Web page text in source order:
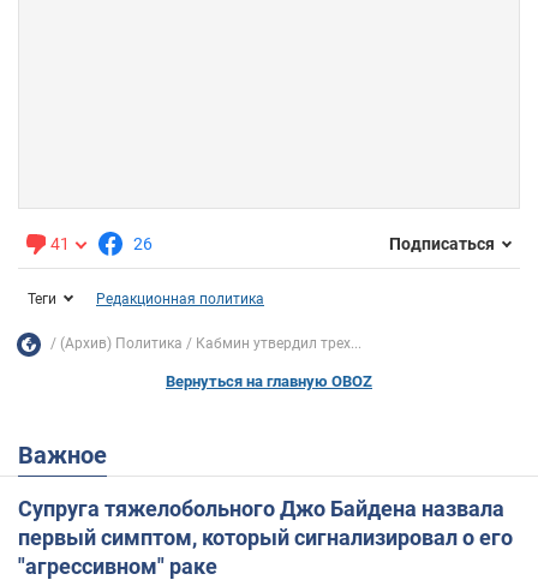
41 26 Подписаться
Теги Редакционная политика
(Архив) Политика Кабмин утвердил трех...
Вернуться на главную OBOZ
Важное
Супруга тяжелобольного Джо Байдена назвала
первый симптом, который сигнализировал о его
"агрессивном" раке